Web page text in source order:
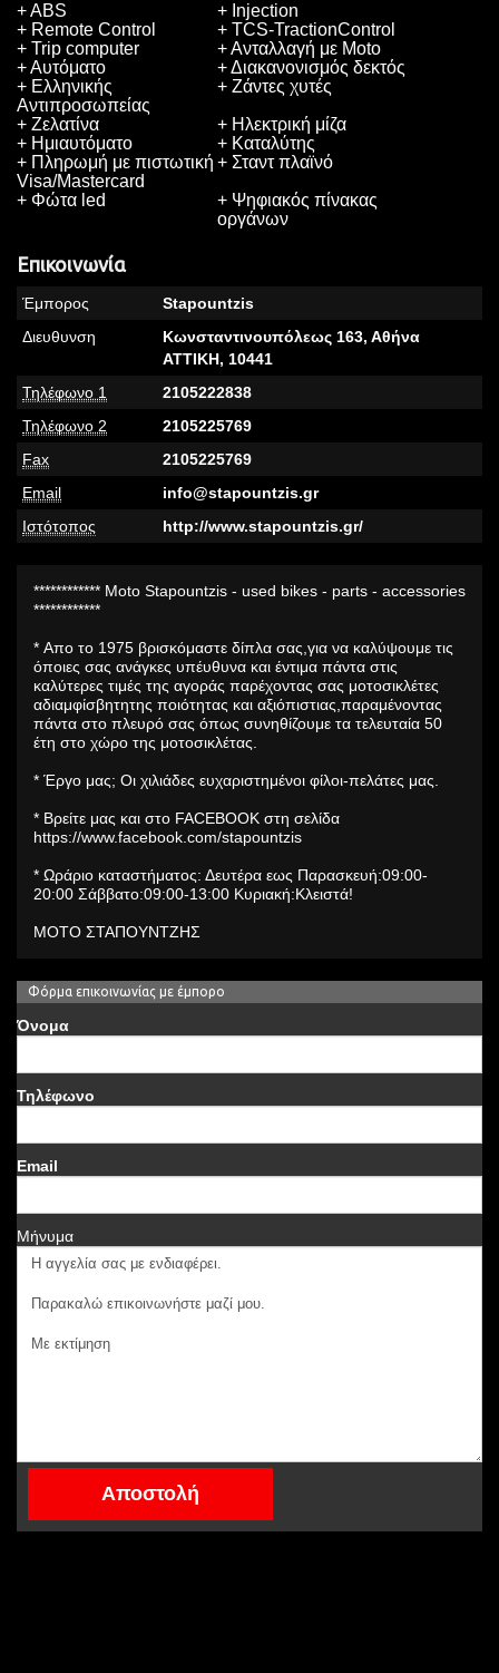
+ ABS
+ Injection
+ Remote Control
+ TCS-TractionControl
+ Trip computer
+ Ανταλλαγή με Moto
+ Αυτόματο
+ Διακανονισμός δεκτός
+ Ελληνικής
Αντιπροσωπείας
+ Ζάντες χυτές
+ Ζελατίνα
+ Ηλεκτρική μίζα
+ Ημιαυτόματο
+ Καταλύτης
+ Πληρωμή με πιστωτική
Visa/Mastercard
+ Σταντ πλαϊνό
+ Φώτα led
+ Ψηφιακός πίνακας
οργάνων
Επικοινωνία
Έμπορος
Stapountzis
Διευθυνση
Κωνσταντινουπόλεως 163, Αθήνα
ΑΤΤΙΚΗ, 10441
Τηλέφωνο 1
2105222838
Τηλέφωνο 2
2105225769
Fax
2105225769
Email
info@stapountzis.gr
Ιστότοπος
http://www.stapountzis.gr/
************ Moto Stapountzis - used bikes - parts - accessories
************
* Απο το 1975 βρισκόμαστε δίπλα σας,για να καλύψουμε τις
όποιες σας ανάγκες υπέυθυνα και έντιμα πάντα στις
καλύτερες τιμές της αγοράς παρέχοντας σας μοτοσικλέτες
αδιαμφίσβητητης ποιότητας και αξιόπιστιας,παραμένοντας
πάντα στο πλευρό σας όπως συνηθίζουμε τα τελευταία 50
έτη στο χώρο της μοτοσικλέτας.
* Έργο μας; Oι χιλιάδες ευχαριστημένοι φίλοι-πελάτες μας.
* Βρείτε μας και στο FACEBOOK στη σελίδα
https://www.facebook.com/stapountzis
* Ωράριο καταστήματος: Δευτέρα εως Παρασκευή:09:00-
20:00 Σάββατο:09:00-13:00 Κυριακή:Κλειστά!
ΜΟΤΟ ΣΤΑΠΟΥΝΤΖΗΣ
Φόρμα επικοινωνίας με έμπορο
Όνομα
Τηλέφωνο
Email
Μήνυμα